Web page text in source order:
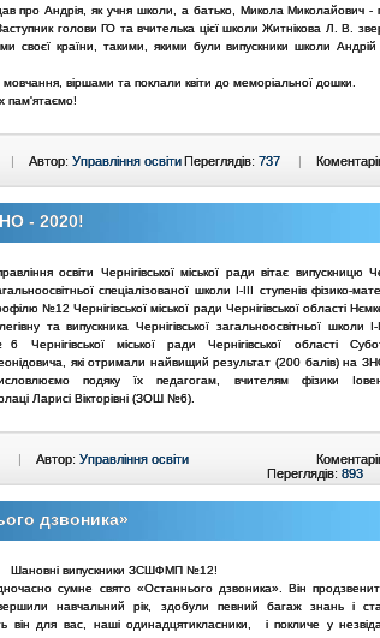
про Андрія, як учня школи, а батько, Микола Миколайович -
голови ГО та вчителька цієї школи Житнікова Л. В.
своєї країни, такими, якими були випускники школи Андрій
віршами та поклали квіти до меморіальної дошки.
пам'ятаємо!
| Автор: Управління освітиПереглядів: 737 |
- 2020!
освіти Чернігівської міської ради вітає випускницю
спеціалізованої школи I-III ступенів фізико-
№12 Чернігівської міської ради Чернігівської області
та випускника Чернігівської загальноосвітньої школи І-
Чернігівської міської ради Чернігівської області
які отримали найвищий результат (200 балів) на
подяку їх педагогам, вчителям фізики
Ларисі Вікторівні (ЗОШ №6).
| Автор: Управління освіти
Переглядів: 893
дзвоника»
Шановні випускники ЗСШФМП №12!
сумне свято «Останнього дзвоника». Він
навчальний рік, здобули певний багаж знань і
він для вас, наші одинадцятикласники, і покличе у